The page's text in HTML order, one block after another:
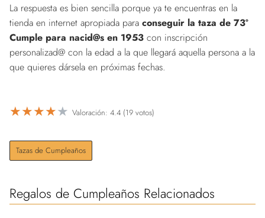
La respuesta es bien sencilla porque ya te encuentras en la
tienda en internet apropiada para conseguir la taza de 73º
Cumple para nacid@s en 1953 con inscripción
personalizad@ con la edad a la que llegará aquella persona a la
que quieres dársela en próximas fechas.
★★★★★ Valoración: 4.4 (19 votos)
Tazas de Cumpleaños
Regalos de Cumpleaños Relacionados